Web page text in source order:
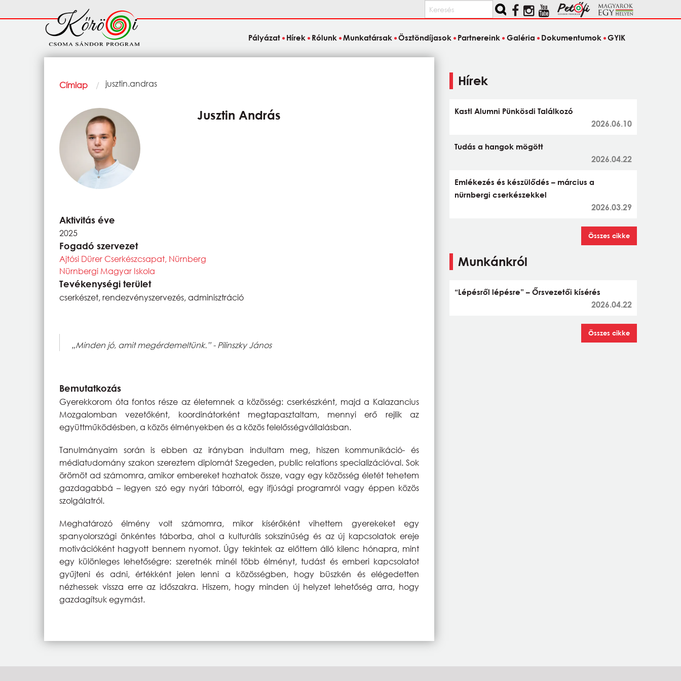
Keresés
Fő
navigáció
Pályázat Hírek Rólunk Munkatársak Ösztöndíjasok Partnereink Galéria Dokumentumok GYIK
Morzsa
Címlap Current:
jusztin.andras
Jusztin András
Aktivitás éve
2025
Fogadó szervezet
Ajtósi Dürer Cserkészcsapat, Nürnberg
Nürnbergi Magyar Iskola
Tevékenységi terület
cserkészet, rendezvényszervezés, adminisztráció
„Minden jó, amit megérdemeltünk.” - Pilinszky János
Bemutatkozás
Gyerekkorom óta fontos része az életemnek a közösség: cserkészként, majd a Kalazancius
Mozgalomban vezetőként, koordinátorként megtapasztaltam, mennyi erő rejlik az
együttműködésben, a közös élményekben és a közös felelősségvállalásban.
Tanulmányaim során is ebben az irányban indultam meg, hiszen kommunikáció- és
médiatudomány szakon szereztem diplomát Szegeden, public relations specializációval. Sok
örömöt ad számomra, amikor embereket hozhatok össze, vagy egy közösség életét tehetem
gazdagabbá – legyen szó egy nyári táborról, egy ifjúsági programról vagy éppen közös
szolgálatról.
Meghatározó élmény volt számomra, mikor kísérőként vihettem gyerekeket egy
spanyolországi önkéntes táborba, ahol a kulturális sokszínűség és az új kapcsolatok ereje
motivációként hagyott bennem nyomot. Úgy tekintek az előttem álló kilenc hónapra, mint
egy különleges lehetőségre: szeretnék minél több élményt, tudást és emberi kapcsolatot
gyűjteni és adni, értékként jelen lenni a közösségben, hogy büszkén és elégedetten
nézhessek vissza erre az időszakra. Hiszem, hogy minden új helyzet lehetőség arra, hogy
gazdagítsuk egymást.
Hírek
Kastl Alumni Pünkösdi Találkozó
2026.06.10
Tudás a hangok mögött
2026.04.22
Emlékezés és készülődés – március a
nürnbergi cserkészekkel
2026.03.29
Összes cikke
Munkánkról
“Lépésről lépésre” – Őrsvezetői kísérés
2026.04.22
Összes cikke